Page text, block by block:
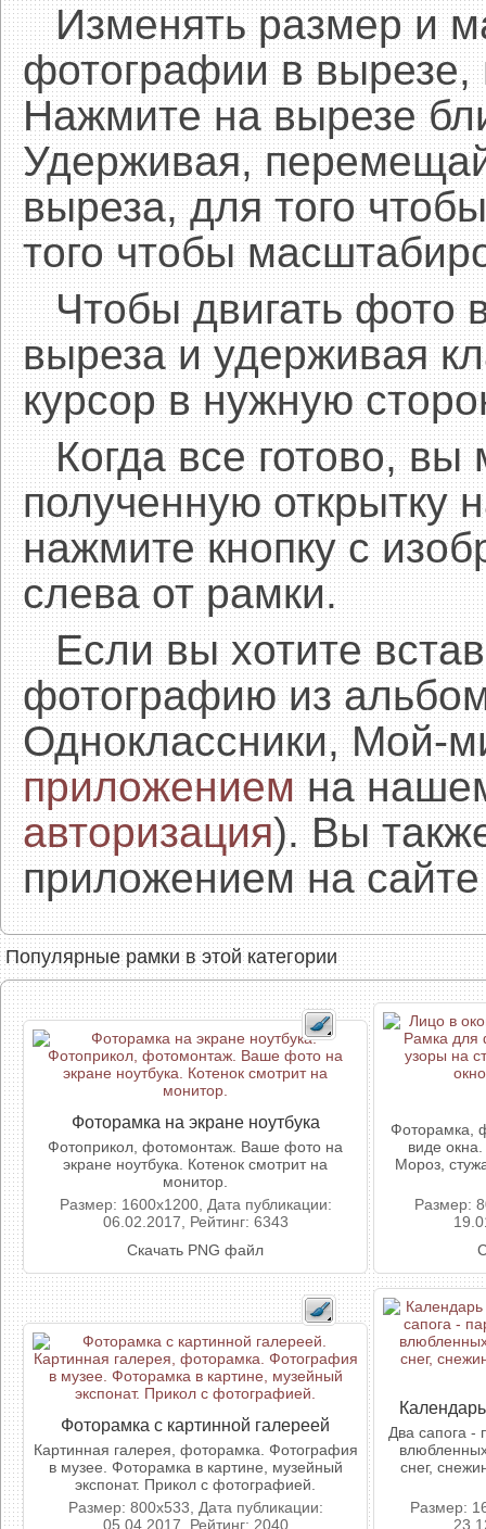
Изменять размер и
фотографии в
Нажмите на вырезе
Удерживая,
выреза, для того
того чтобы
Чтобы двигать фото
выреза и удерживая
курсор в нужную
Когда все готово,
полученную открытку
нажмите кнопку с
слева от рамки.
Если вы хотите
фотографию из
Одноклассники, Мой-
приложениемна нашем
авторизация). Вы
приложением на сайте
Популярные рамки в этой категории
Фоторамка на экране ноутбука
Фотоприкол, фотомонтаж. Ваше фото на
экране ноутбука. Котенок смотрит на
монитор.
Размер: 1600x1200, Дата публикации:
06.02.2017, Рейтинг: 6343
Скачать PNG файл
Фоторамка,
виде
Мороз,
Размер:
Фоторамка с картинной галереей
Картинная галерея, фоторамка. Фотография
в музее. Фоторамка в картине, музейный
экспонат. Прикол с фотографией.
Размер: 800x533, Дата публикации:
05.04.2017, Рейтинг: 2040
Два сапога -
снег,
Размер: